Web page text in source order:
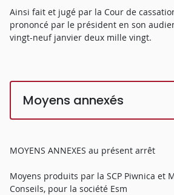
Ainsi fait et jugé par la Cour de
prononcé par le président en son
vingt-neuf janvier deux mille vingt.
Moyens annexés
MOYENS ANNEXES au présent arrêt
Moyens produits par la SCP Piwnica et
Conseils, pour la société Esm